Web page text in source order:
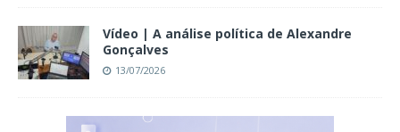
Vídeo | A análise política de Alexandre
Gonçalves
13/07/2026